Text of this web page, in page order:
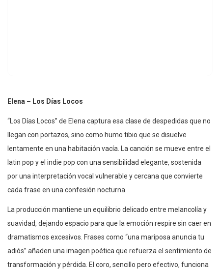
Elena – Los Días Locos
“Los Días Locos” de Elena captura esa clase de despedidas que no
llegan con portazos, sino como humo tibio que se disuelve
lentamente en una habitación vacía. La canción se mueve entre el
latin pop y el indie pop con una sensibilidad elegante, sostenida
por una interpretación vocal vulnerable y cercana que convierte
cada frase en una confesión nocturna.
La producción mantiene un equilibrio delicado entre melancolía y
suavidad, dejando espacio para que la emoción respire sin caer en
dramatismos excesivos. Frases como “una mariposa anuncia tu
adiós” añaden una imagen poética que refuerza el sentimiento de
transformación y pérdida. El coro, sencillo pero efectivo, funciona